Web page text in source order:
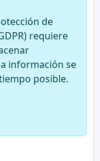
de
requiere
información se
posible.